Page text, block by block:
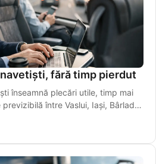
fără timp pierdut
înseamnă plecări utile, timp mai
între Vaslui, Iași, Bârlad și